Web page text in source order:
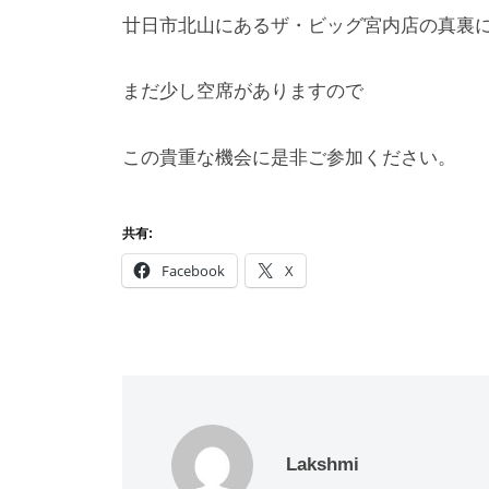
廿日市北山にあるザ・ビッグ宮内店の真裏
まだ少し空席がありますので
この貴重な機会に是非ご参加ください。
共有:
Facebook X
Lakshmi